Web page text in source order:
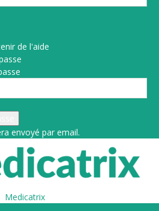
de l'aide
envoyé par email.
Medicatrix